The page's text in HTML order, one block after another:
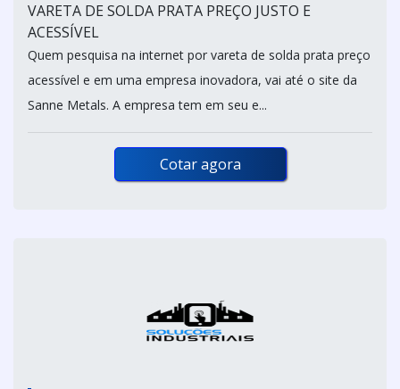
VARETA DE SOLDA PRATA PREÇO JUSTO E
ACESSÍVEL
Quem pesquisa na internet por vareta de solda prata preço
acessível e em uma empresa inovadora, vai até o site da
Sanne Metals. A empresa tem em seu e...
Cotar agora